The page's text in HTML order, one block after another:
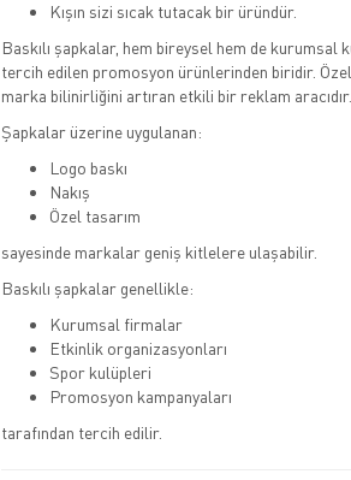
Kışın sizi sıcak tutacak bir üründür.
Baskılı şapkalar, hem bireysel hem de kurumsal
tercih edilen promosyon ürünlerinden biridir.
marka bilinirliğini artıran etkili bir reklam aracıdır.
Şapkalar üzerine uygulanan:
Logo baskı
Nakış
Özel tasarım
sayesinde markalar geniş kitlelere ulaşabilir.
Baskılı şapkalar genellikle:
Kurumsal firmalar
Etkinlik organizasyonları
Spor kulüpleri
Promosyon kampanyaları
tarafından tercih edilir.